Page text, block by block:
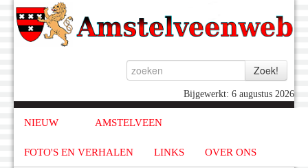
Bijgewerkt: 6 augustus 2026
NIEUW AMSTELVEEN
FOTO'S EN VERHALEN LINKS OVER ONS